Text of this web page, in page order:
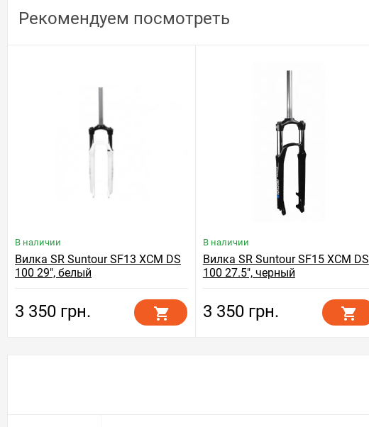
Рекомендуем посмотреть
В наличии
Вилка SR Suntour SF13 XCM DS
100 29", белый
3 350 грн.
В наличии
Вилка SR Suntour SF15 XCM DS
100 27.5", черный
3 350 грн.